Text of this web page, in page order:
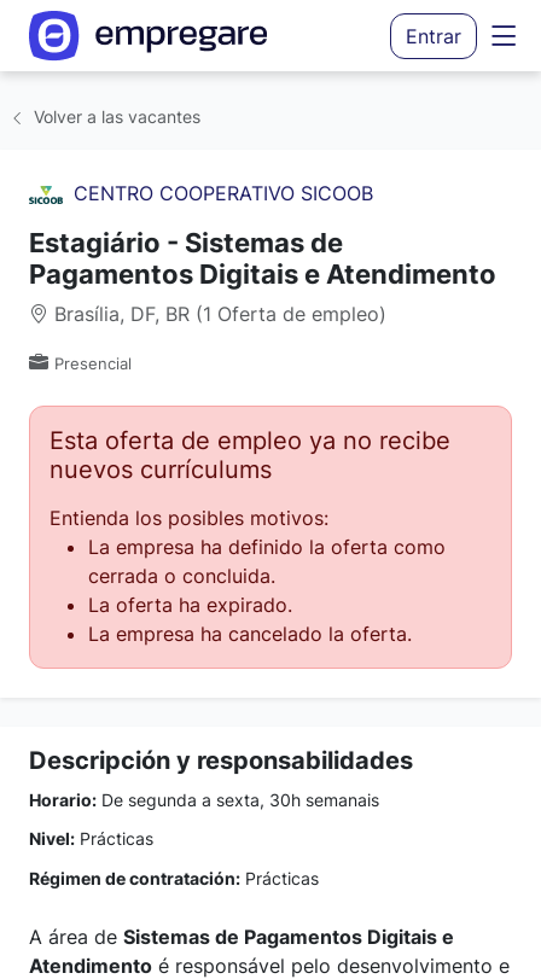
Entrar
Volver a las vacantes
CENTRO COOPERATIVO SICOOB
Estagiário - Sistemas de
Pagamentos Digitais e Atendimento
Brasília, DF, BR (1 Oferta de empleo)
Presencial
Esta oferta de empleo ya no recibe
nuevos currículums
Entienda los posibles motivos:
La empresa ha definido la oferta como
cerrada o concluida.
La oferta ha expirado.
La empresa ha cancelado la oferta.
Descripción y responsabilidades
Horario: De segunda a sexta, 30h semanais
Nivel: Prácticas
Régimen de contratación: Prácticas
A área de Sistemas de Pagamentos Digitais e
Atendimento é responsável pelo desenvolvimento e